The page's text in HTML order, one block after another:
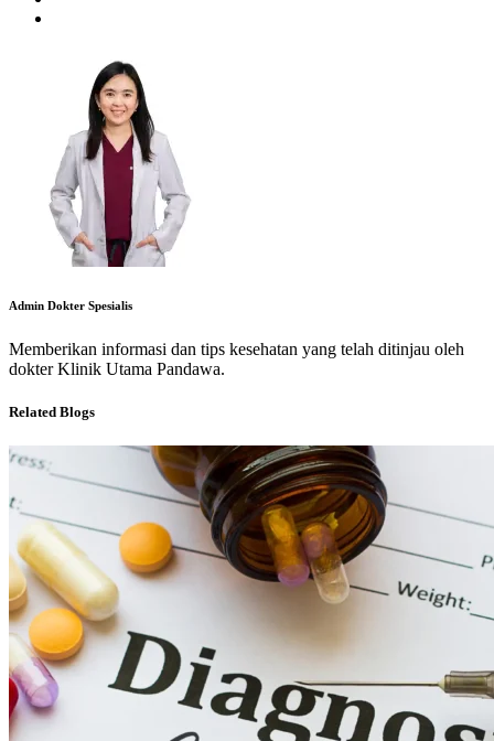
Admin Dokter Spesialis
Memberikan informasi dan tips kesehatan yang telah ditinjau oleh
dokter Klinik Utama Pandawa.
Related Blogs